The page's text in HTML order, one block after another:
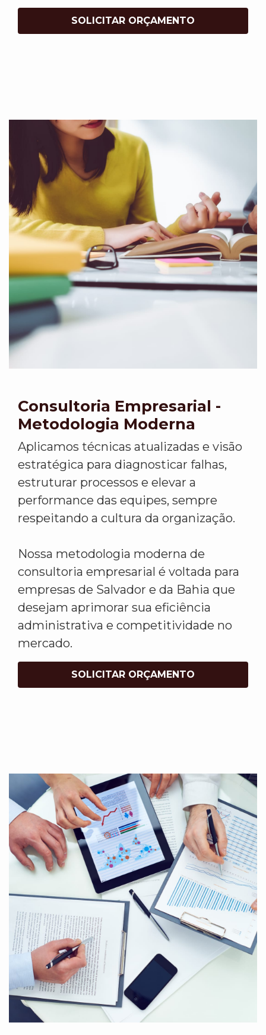
SOLICITAR ORÇAMENTO
Consultoria Empresarial -
Metodologia Moderna
Aplicamos técnicas atualizadas e visão
estratégica para diagnosticar falhas,
estruturar processos e elevar a
performance das equipes, sempre
respeitando a cultura da organização.
Nossa metodologia moderna de
consultoria empresarial é voltada para
empresas de Salvador e da Bahia que
desejam aprimorar sua eficiência
administrativa e competitividade no
mercado.
SOLICITAR ORÇAMENTO